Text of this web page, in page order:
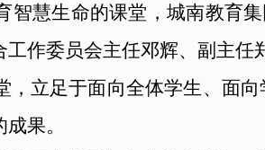
智慧生命的课堂，城南教育
作委员会主任邓辉、副主任
立足于面向全体学生、面
果。